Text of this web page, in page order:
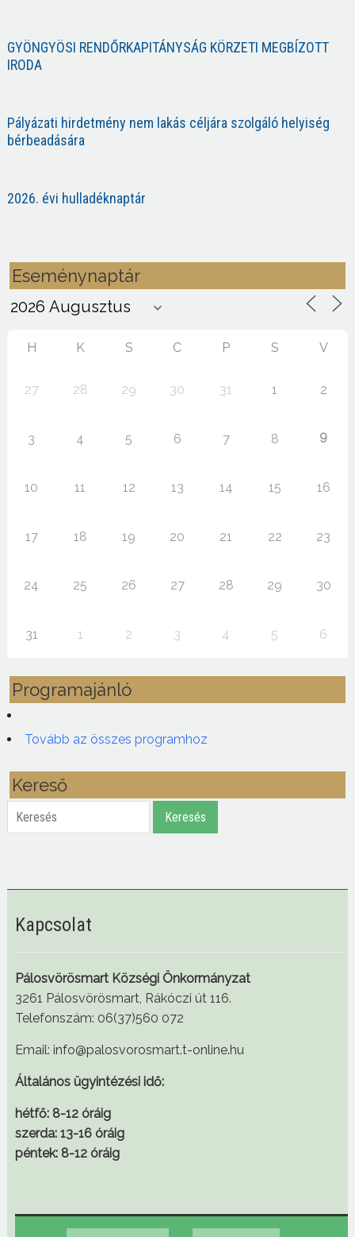
GYÖNGYÖSI RENDŐRKAPITÁNYSÁG KÖRZETI MEGBÍZOTT
IRODA
Pályázati hirdetmény nem lakás céljára szolgáló helyiség
bérbeadására
2026. évi hulladéknaptár
Eseménynaptár
H K S C P S V
27 28 29 30 31 1 2
3 4 5 6 7 8 9
10 11 12 13 14 15 16
17 18 19 20 21 22 23
24 25 26 27 28 29 30
31 1 2 3 4 5 6
Programajánló
Tovább az összes programhoz
Kereső
Keresés Keresés
Kapcsolat
Pálosvörösmart Községi Önkormányzat
3261 Pálosvörösmart, Rákóczi út 116.
Telefonszám: 06(37)560 072
Email: info@palosvorosmart.t-online.hu
Általános ügyintézési idő:
hétfő: 8-12 óráig
szerda: 13-16 óráig
péntek: 8-12 óráig